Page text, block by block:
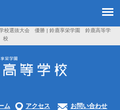
学校選抜大会 優勝 | 鈴鹿享栄学園 鈴鹿高等学
校
お問い合わせ
アクセス
ム